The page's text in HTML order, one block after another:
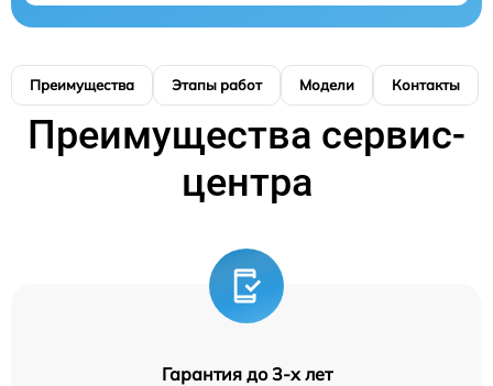
Преимущества Этапы работ Модели Контакты
Преимущества сервис-
центра
Гарантия до 3-х лет